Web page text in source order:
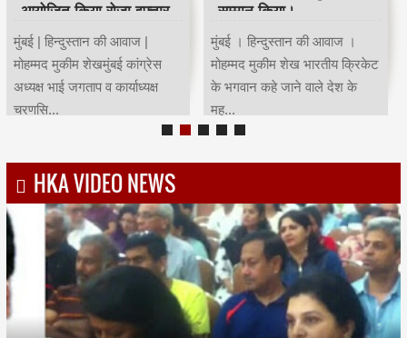
आयोजित किया रोजा इफ्तार
मुंबई | हिन्दुस्तान की आवाज |
मोहम्मद मुकीम शेखमुंबई कांग्रेस
अध्यक्ष भाई जगताप व कार्याध्यक्ष
चरणसि...
सम्मान किया।
मुंबई । हिन्दुस्तान की आवाज ।
मोहम्मद मुकीम शेख भारतीय क्रिकेट
के भगवान कहे जाने वाले देश के
मह...
HKA VIDEO NEWS